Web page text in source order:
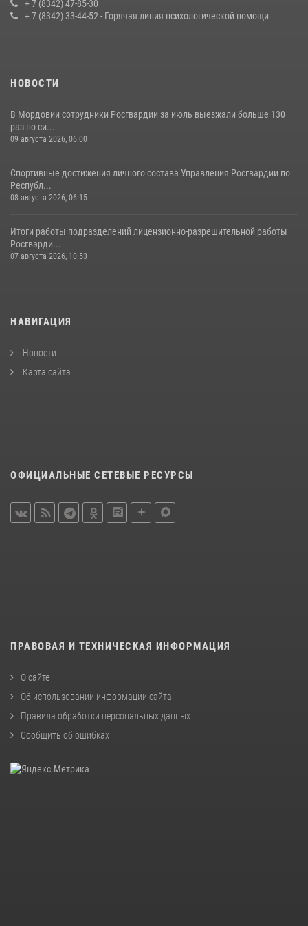
23 июля 2026, 11:54 4
+ 7 (8342) 47-85-30
+ 7 (8342) 33-44-52 - Горячая линия психологической помощи
НОВОСТИ
В Мордовии сотрудники Росгвардии за июль выезжали больше 130
раз по си...
09 августа 2026, 06:00
Спортивные достижения личного состава Управления Росгвардии по
Республ...
08 августа 2026, 06:15
Итоги работы подразделений лицензионно-разрешительной работы
Росгварди...
07 августа 2026, 10:53
НАВИГАЦИЯ
Новости
Карта сайта
ОФИЦИАЛЬНЫЕ СЕТЕВЫЕ РЕСУРСЫ
ПРАВОВАЯ И ТЕХНИЧЕСКАЯ ИНФОРМАЦИЯ
О сайте
Об использовании информации сайта
Правила обработки персональных данных
Сообщить об ошибках